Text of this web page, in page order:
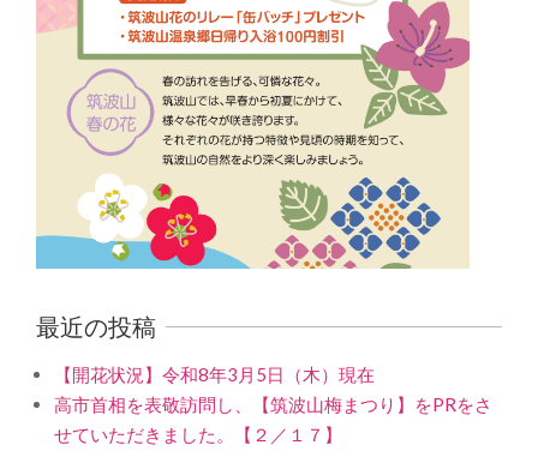
最近の投稿
【開花状況】令和8年3月5日（木）現在
高市首相を表敬訪問し、【筑波山梅まつり】をPRをさ
せていただきました。【２／１７】